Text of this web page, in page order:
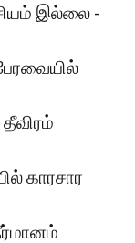
இல்லை -
காரசார